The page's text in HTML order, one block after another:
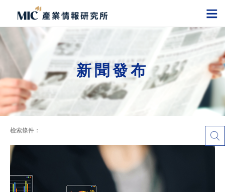
新聞發布
檢索條件：